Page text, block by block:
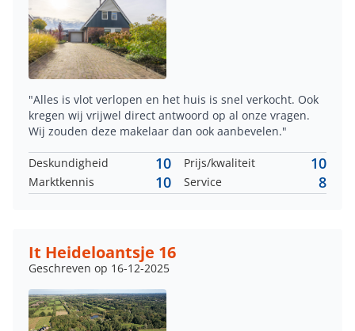
"Alles is vlot verlopen en het huis is snel verkocht. Ook
kregen wij vrijwel direct antwoord op al onze vragen.
Wij zouden deze makelaar dan ook aanbevelen."
Deskundigheid 10 Prijs/kwaliteit 10
Marktkennis 10 Service 8
It Heideloantsje 16
Geschreven op 16-12-2025